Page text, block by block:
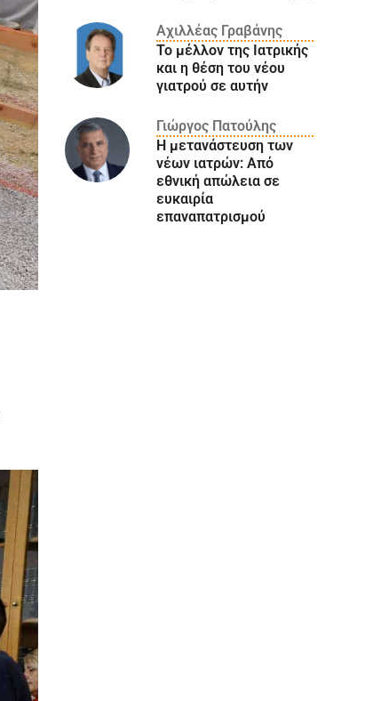
Αχιλλέας Γραβάνης
Το μέλλον της Ιατρικής
και η θέση του νέου
γιατρού σε αυτήν
Γιώργος Πατούλης
Η μετανάστευση των
νέων ιατρών: Aπό
εθνική απώλεια σε
ευκαιρία
επαναπατρισμού